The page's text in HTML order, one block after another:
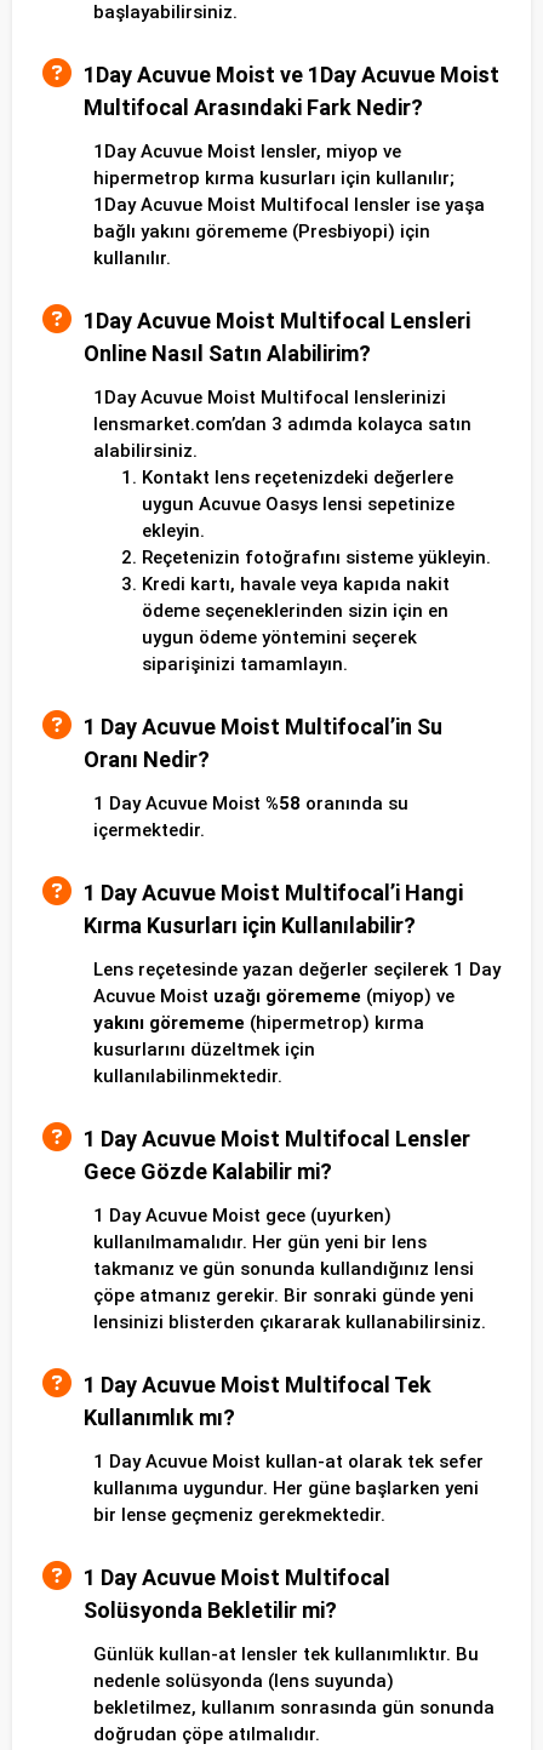
başlayabilirsiniz.
1Day Acuvue Moist ve 1Day Acuvue Moist
Multifocal Arasındaki Fark Nedir?
1Day Acuvue Moist lensler, miyop ve
hipermetrop kırma kusurları için kullanılır;
1Day Acuvue Moist Multifocal lensler ise yaşa
bağlı yakını görememe (Presbiyopi) için
kullanılır.
1Day Acuvue Moist Multifocal Lensleri
Online Nasıl Satın Alabilirim?
1Day Acuvue Moist Multifocal lenslerinizi
lensmarket.com’dan 3 adımda kolayca satın
alabilirsiniz.
Kontakt lens reçetenizdeki değerlere
uygun Acuvue Oasys lensi sepetinize
ekleyin.
Reçetenizin fotoğrafını sisteme yükleyin.
Kredi kartı, havale veya kapıda nakit
ödeme seçeneklerinden sizin için en
uygun ödeme yöntemini seçerek
siparişinizi tamamlayın.
1 Day Acuvue Moist Multifocal’in Su
Oranı Nedir?
1 Day Acuvue Moist %58 oranında su
içermektedir.
1 Day Acuvue Moist Multifocal’i Hangi
Kırma Kusurları için Kullanılabilir?
Lens reçetesinde yazan değerler seçilerek 1 Day
Acuvue Moist uzağı görememe (miyop) ve
yakını görememe (hipermetrop) kırma
kusurlarını düzeltmek için
kullanılabilinmektedir.
1 Day Acuvue Moist Multifocal Lensler
Gece Gözde Kalabilir mi?
1 Day Acuvue Moist gece (uyurken)
kullanılmamalıdır. Her gün yeni bir lens
takmanız ve gün sonunda kullandığınız lensi
çöpe atmanız gerekir. Bir sonraki günde yeni
lensinizi blisterden çıkararak kullanabilirsiniz.
1 Day Acuvue Moist Multifocal Tek
Kullanımlık mı?
1 Day Acuvue Moist kullan-at olarak tek sefer
kullanıma uygundur. Her güne başlarken yeni
bir lense geçmeniz gerekmektedir.
1 Day Acuvue Moist Multifocal
Solüsyonda Bekletilir mi?
Günlük kullan-at lensler tek kullanımlıktır. Bu
nedenle solüsyonda (lens suyunda)
bekletilmez, kullanım sonrasında gün sonunda
doğrudan çöpe atılmalıdır.